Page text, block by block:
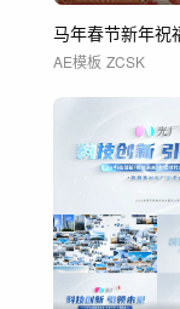
AE模板 ZCSK